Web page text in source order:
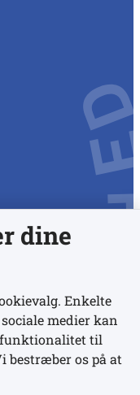
dine
Enkelte
medier kan
funktionalitet til
bestræber os på at